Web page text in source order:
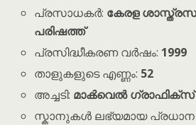
പ്രസാധകർ: കേരള
പരിഷത്ത്
പ്രസിദ്ധീകരണ വർഷം: 1999
താളുകളുടെ എണ്ണം: 52
അച്ചടി: മാക്‍വെൽ
സ്കാനുകൾ ലഭ്യമായ